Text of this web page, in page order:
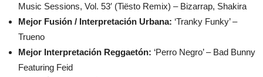
Music Sessions, Vol. 53′ (Tiësto Remix) – Bizarrap, Shakira
Mejor Fusión / Interpretación Urbana: ‘Tranky Funky’ –
Trueno
Mejor Interpretación Reggaetón: ‘Perro Negro’ – Bad Bunny
Featuring Feid